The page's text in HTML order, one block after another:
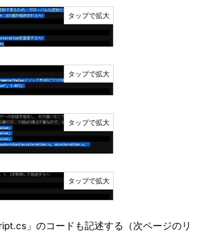
」のコードも記述する（次ページのリ